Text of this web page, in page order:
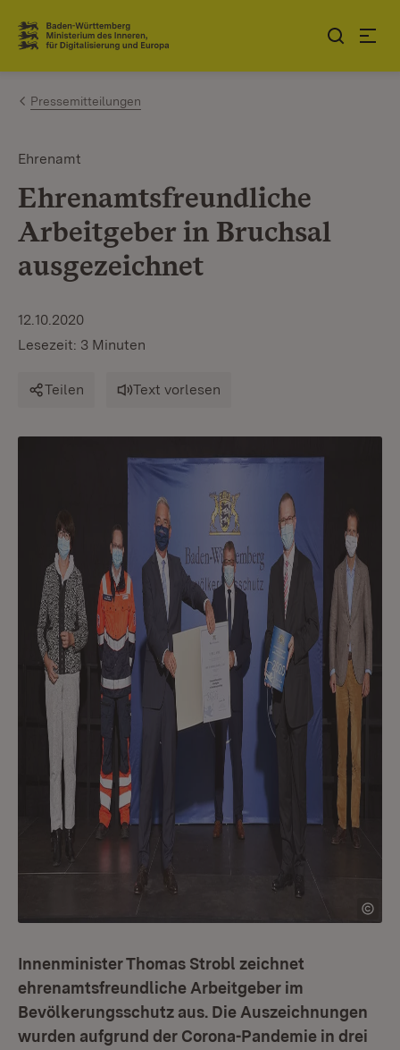
Zum Inhalt springen
Link zur Startseite
Pressemitteilungen
Ehrenamt
Ehrenamtsfreundliche
Arbeitgeber in Bruchsal
ausgezeichnet
12.10.2020
Lesezeit: 3 Minuten
Teilen Text vorlesen
Innenminister Thomas Strobl zeichnet
ehrenamtsfreundliche Arbeitgeber im
Bevölkerungsschutz aus. Die Auszeichnungen
wurden aufgrund der Corona-Pandemie in drei